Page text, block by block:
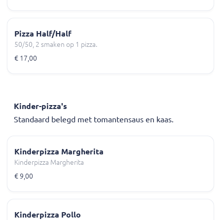
Pizza Half/Half
50/50, 2 smaken op 1 pizza.
€ 17,00
Kinder-pizza's
Standaard belegd met tomantensaus en kaas.
Kinderpizza Margherita
Kinderpizza Margherita
€ 9,00
Kinderpizza Pollo